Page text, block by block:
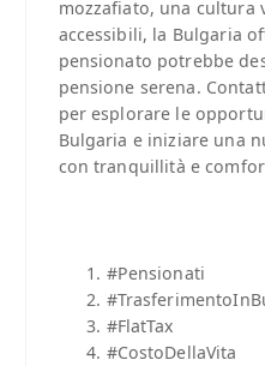
mozzafiato, una cultura
accessibili, la Bulgaria
pensionato potrebbe
pensione serena.
per esplorare le
Bulgaria e iniziare una
con tranquillità e
#Pensionati
#FlatTax
#CostoDellaVita